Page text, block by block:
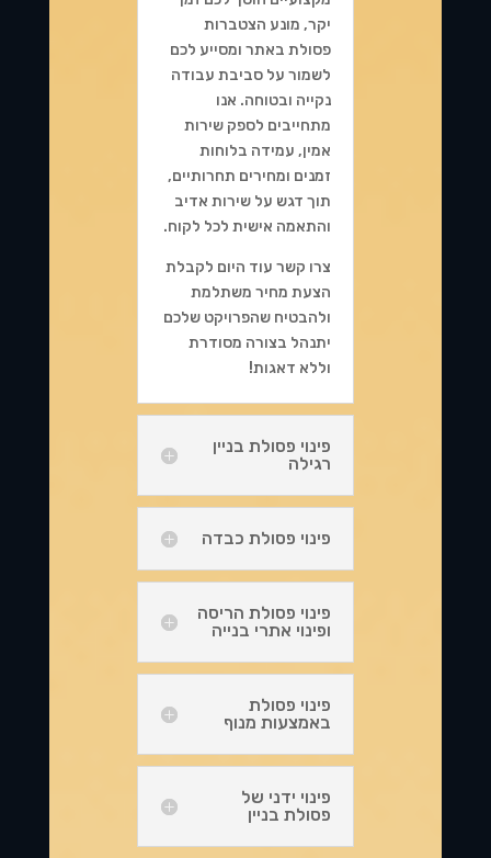
יקר, מונע הצטברות
פסולת באתר ומסייע לכם
לשמור על סביבת עבודה
נקייה ובטוחה. אנו
מתחייבים לספק שירות
אמין, עמידה בלוחות
זמנים ומחירים תחרותיים,
תוך דגש על שירות אדיב
והתאמה אישית לכל לקוח.
צרו קשר עוד היום לקבלת
הצעת מחיר משתלמת
ולהבטיח שהפרויקט שלכם
יתנהל בצורה מסודרת
וללא דאגות!
פינוי פסולת בניין
רגילה
פינוי פסולת כבדה
פינוי פסולת הריסה
ופינוי אתרי בנייה
פינוי פסולת
באמצעות מנוף
פינוי ידני של
פסולת בניין